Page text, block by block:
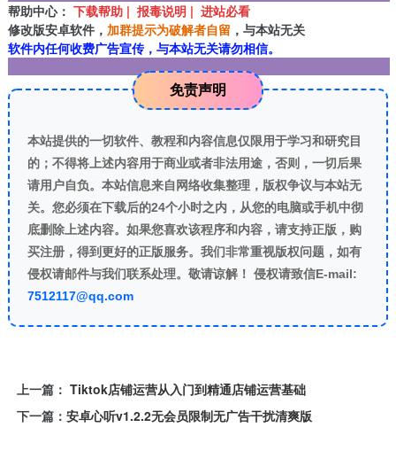
帮助中心： 下载帮助 | 报毒说明 | 进站必看
修改版安卓软件， 加群提示为破解者自留 ，与本站无关
软件内任何收费广告宣传，与本站无关请勿相信。
免责声明
本站提供的一切软件、教程和内容信息仅限用于学习和研究目
的；不得将上述内容用于商业或者非法用途，否则，一切后果
请用户自负。本站信息来自网络收集整理，版权争议与本站无
关。您必须在下载后的24个小时之内，从您的电脑或手机中彻
底删除上述内容。如果您喜欢该程序和内容，请支持正版，购
买注册，得到更好的正版服务。我们非常重视版权问题，如有
侵权请邮件与我们联系处理。敬请谅解！ 侵权请致信E-mail:
7512117@qq.com
上一篇： Tiktok店铺运营从入门到精通店铺运营基础
下一篇： 安卓心听v1.2.2无会员限制无广告干扰清爽版